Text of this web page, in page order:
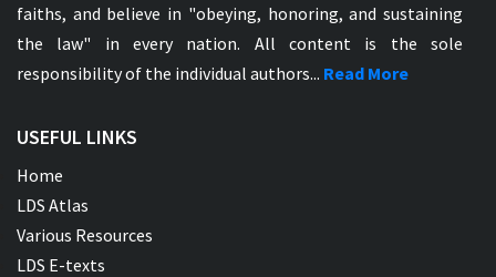
faiths, and believe in "obeying, honoring, and sustaining
the law" in every nation. All content is the sole
responsibility of the individual authors... Read More
USEFUL LINKS
Home
LDS Atlas
Various Resources
LDS E-texts